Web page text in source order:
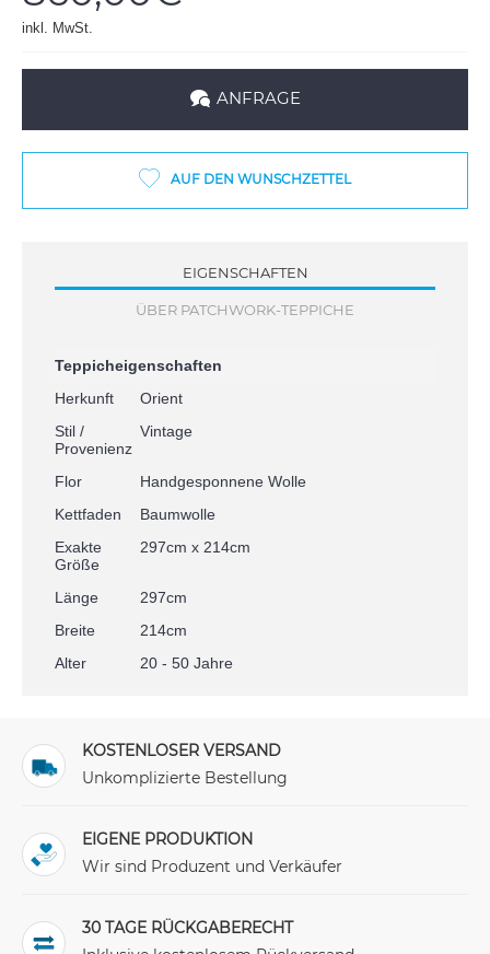
inkl. MwSt.
ANFRAGE
AUF DEN WUNSCHZETTEL
EIGENSCHAFTEN
ÜBER PATCHWORK-TEPPICHE
Teppicheigenschaften
Herkunft
Orient
Stil /
Provenienz
Vintage
Flor
Handgesponnene Wolle
Kettfaden
Baumwolle
Exakte
Größe
297cm x 214cm
Länge
297cm
Breite
214cm
Alter
20 - 50 Jahre
KOSTENLOSER VERSAND
Unkomplizierte Bestellung
EIGENE PRODUKTION
Wir sind Produzent und Verkäufer
30 TAGE RÜCKGABERECHT